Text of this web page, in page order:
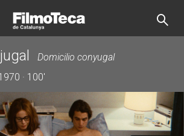
Domicilio conyugal
· 100'